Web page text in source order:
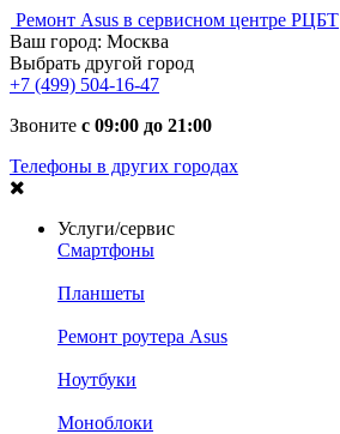
Ремонт Asus в сервисном центре РЦБТ
Ваш город: Москва
Выбрать другой город
+7 (499) 504-16-47
Звоните с 09:00 до 21:00
Телефоны в других городах
Услуги/сервис
Смартфоны
Планшеты
Ремонт роутера Asus
Ноутбуки
Моноблоки